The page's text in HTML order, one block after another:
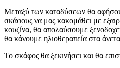
Μεταξύ των καταδύσεων θα
σκάφους να μας κακομάθει με
κουζίνα, θα απολαύσουμε
θα κάνουμε ηλιοθεραπεία στα
Το σκάφος θα ξεκινήσει και θα